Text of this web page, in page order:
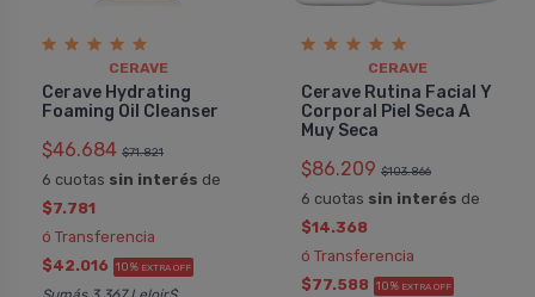
CERAVE
Cerave Hydrating
Foaming Oil Cleanser
$46.684 $71.821
6 cuotas sin interés de
$7.781
ó Transferencia
$42.016 10% EXTRA OFF
CERAVE
Cerave Rutina Facial Y
Corporal Piel Seca A
Muy Seca
$86.209 $103.866
6 cuotas sin interés de
$14.368
ó Transferencia
$77.588 10% EXTRA OFF